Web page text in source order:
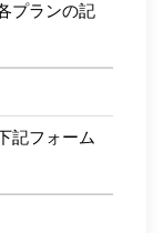
プランの記
記フォーム